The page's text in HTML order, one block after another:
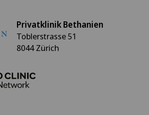
Privatklinik Bethanien
Toblerstrasse 51
8044 Zürich